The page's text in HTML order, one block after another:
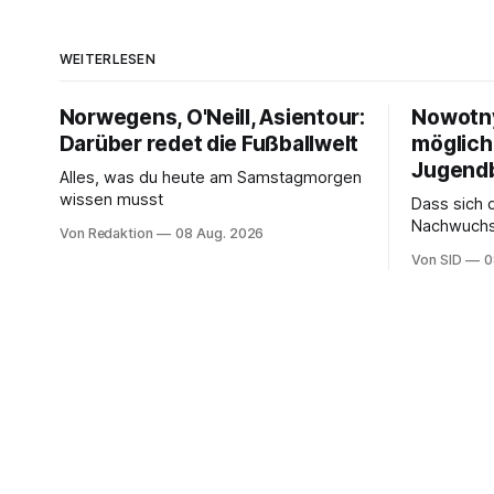
WEITERLESEN
Norwegens, O'Neill, Asientour:
Darüber redet die Fußballwelt
Alles, was du heute am Samstagmorgen
wissen musst
Von Redaktion 08 Aug. 2026
Dass sich
Hoffnung
Von SID